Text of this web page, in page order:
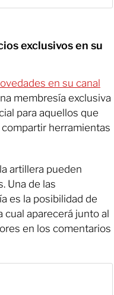
exclusivos en su
en su canal
membresía exclusiva
para aquellos que
herramientas
artillera pueden
Una de las
es la posibilidad de
cual aparecerá junto al
en los comentarios